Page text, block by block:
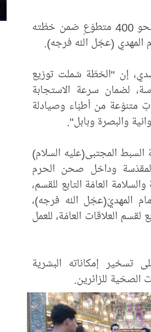
أكّد قسمُ الشؤون الطبّية في العتبة العبّاسية المقدّسة، مشاركة نحو 400 متطوّعٍ ضمن خطّته
المهدي (عجّل الله فرجه).
إن "الخطّة شملت توزيع
لضمان سرعة الاستجابة
متنوّعة من أطبّاء وصيادلة
100 مُسعِفٍ من مؤسّسة السبط المجتبى(عليه السلام)
وداخل صحن الحرم
والسلامة العامّة التابع للقسم،
المهديّ(عجّل الله فرجه)،
لقسم العلاقات العامّة، للعمل
إمكاناته البشرية
الصحّية للزائرين.